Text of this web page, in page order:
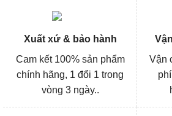
Xuất xứ & bảo hành
Cam kết 100% sản phẩm
chính hãng, 1 đổi 1 trong
vòng 3 ngày..
Vận